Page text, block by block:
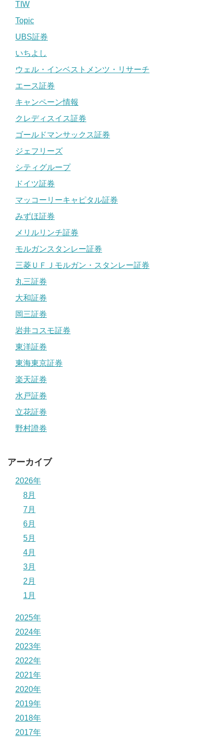
TIW
Topic
UBS証券
いちよし
ウェル・インベストメンツ・リサーチ
エース証券
キャンペーン情報
クレディスイス証券
ゴールドマンサックス証券
ジェフリーズ
シティグループ
ドイツ証券
マッコーリーキャピタル証券
みずほ証券
メリルリンチ証券
モルガンスタンレー証券
三菱ＵＦＪモルガン・スタンレー証券
丸三証券
大和証券
岡三証券
岩井コスモ証券
東洋証券
東海東京証券
楽天証券
水戸証券
立花証券
野村證券
アーカイブ
2026年
8月
7月
6月
5月
4月
3月
2月
1月
2025年
2024年
2023年
2022年
2021年
2020年
2019年
2018年
2017年